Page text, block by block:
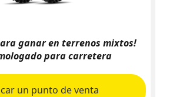
ganar en terrenos mixtos!
para carretera
un punto de venta